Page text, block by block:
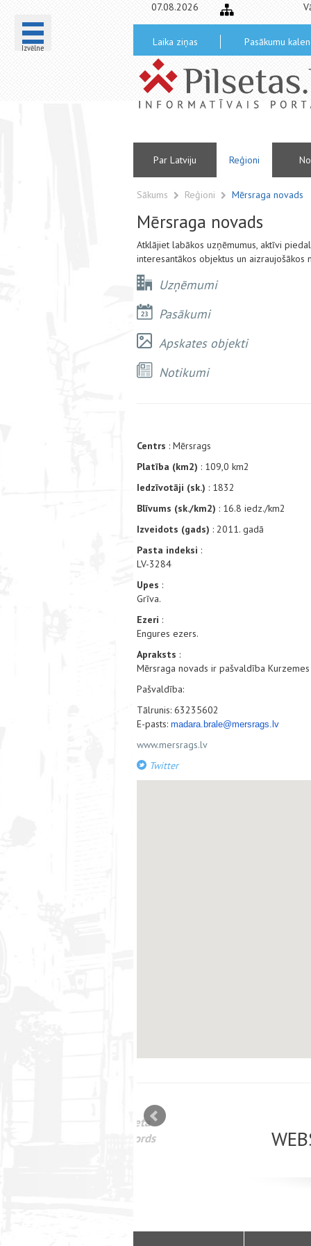
Izvēlne
07.08.2026
Laika ziņas Pasākumu
Par Latviju Reģioni
Sākums Reģioni Mērsraga novads
Mērsraga novads
Atklājiet labākos uzņēmumus, aktīvi
interesantākos objektus un aizraujošākos
Uzņēmumi
Pasākumi
Apskates objekti
Notikumi
Centrs : Mērsrags
Platība (km2) : 109,0 km2
Iedzīvotāji (sk.) : 1832
Blīvums (sk./km2) : 16.8 iedz./km2
Izveidots (gads) : 2011. gadā
Pasta indeksi :
LV-3284
Upes :
Grīva.
Ezeri :
Engures ezers.
Apraksts :
Mērsraga novads ir pašvaldība
Pašvaldība:
Tālrunis: 63235602
E-pasts: madara.brale@mersrags.lv
www.mersrags.lv
Twitter
WEBSEO